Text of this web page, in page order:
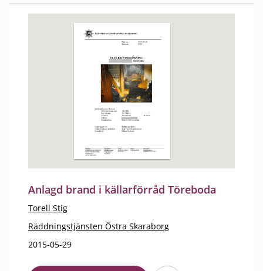
Anlagd brand i källarförråd Töreboda
Torell Stig
Räddningstjänsten Östra Skaraborg
2015-05-29